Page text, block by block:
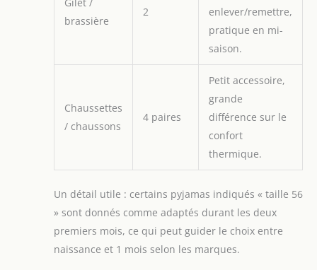
Gilet /
brassière
2
enlever/remettre,
pratique en mi-
saison.
Chaussettes
/ chaussons
4 paires
Petit accessoire,
grande
différence sur le
confort
thermique.
Un détail utile : certains pyjamas indiqués « taille 56
» sont donnés comme adaptés durant les deux
premiers mois, ce qui peut guider le choix entre
naissance et 1 mois selon les marques.